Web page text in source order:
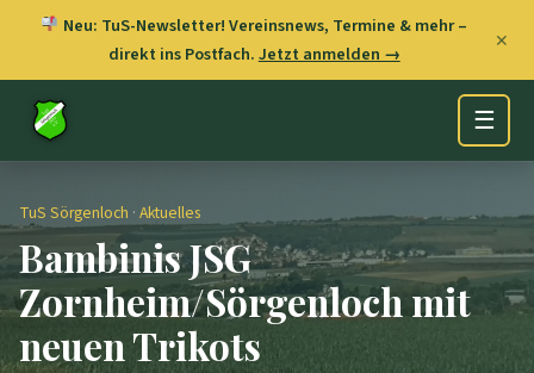
Neu: TuS-Newsletter! Vereinsnews, Termine & mehr –
direkt ins Postfach.Jetzt anmelden →
✕
☰
TuS Sörgenloch · Aktuelles
Bambinis JSG
Zornheim/Sörgenloch mit
neuen Trikots